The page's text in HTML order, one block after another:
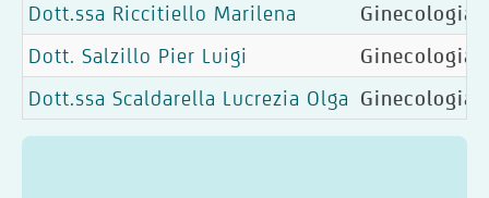
Dott.ssa Riccitiello Marilena
Ginecologia
Dott. Salzillo Pier Luigi
Dott.ssa Scaldarella Lucrezia Olga